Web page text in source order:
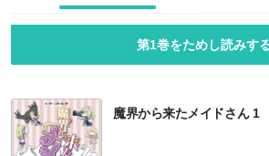
第1巻をためし読みす
魔界から来たメイドさん 1